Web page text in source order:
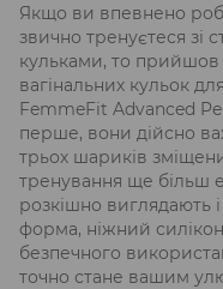
Якщо ви впевнено
звично тренуєтеся зі
кульками, то прийшов
вагінальних кульок
FemmeFit Advanced
перше, вони дійсно
трьох шариків
тренування ще більш
розкішно виглядають
форма, ніжний
безпечного
точно стане вашим